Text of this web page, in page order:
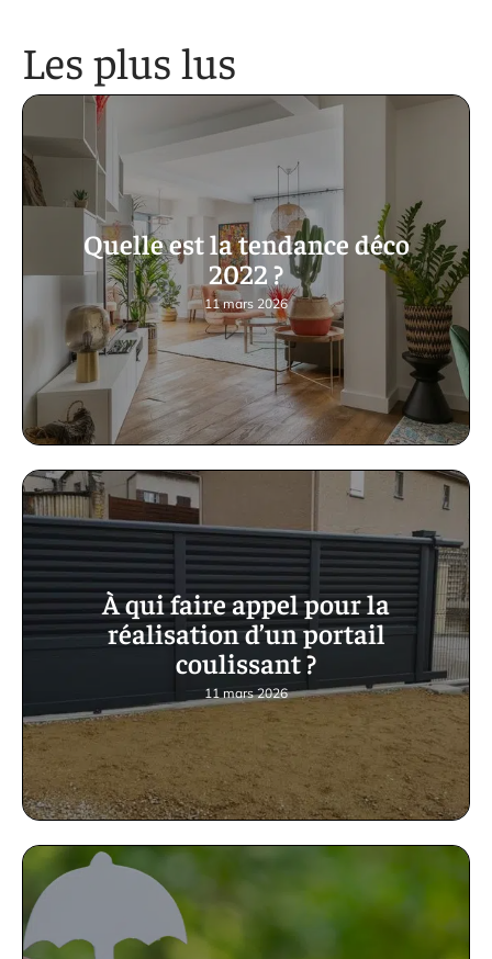
Les plus lus
Quelle est la tendance déco
2022 ?
11 mars 2026
À qui faire appel pour la
réalisation d’un portail
coulissant ?
11 mars 2026